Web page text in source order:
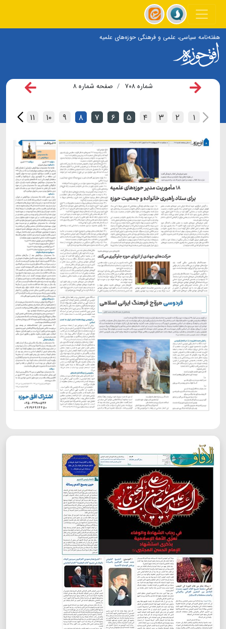
هفته‌نامه سیاسی، علمی و فرهنگی حوزه‌های علمیه
شماره ۷۰۸ صفحه شماره ۸
۱ ۲ ۳ ۴ ۵ ۶ ۷ ۸ ۹ ۱۰ ۱۱ ۱۲